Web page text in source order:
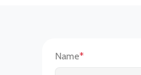
Name*